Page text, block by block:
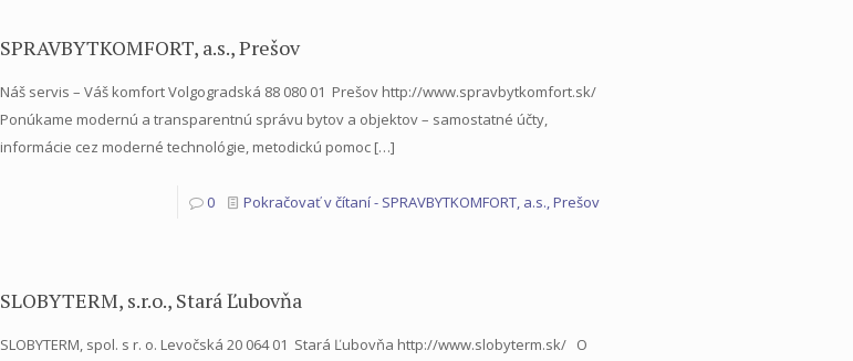
SPRAVBYTKOMFORT, a.s., Prešov
Náš servis – Váš komfort Volgogradská 88 080 01 Prešov http://www.spravbytkomfort.sk/
Ponúkame modernú a transparentnú správu bytov a objektov – samostatné účty,
informácie cez moderné technológie, metodickú pomoc[…]
0 Pokračovať v čítaní- SPRAVBYTKOMFORT, a.s., Prešov
SLOBYTERM, s.r.o., Stará Ľubovňa
SLOBYTERM, spol. s r. o. Levočská 20 064 01 Stará Ľubovňa http://www.slobyterm.sk/ O